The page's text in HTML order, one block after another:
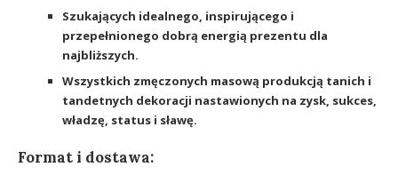
Szukających idealnego, inspirującego i
przepełnionego dobrą energią prezentu dla
najbliższych.
Wszystkich zmęczonych masową produkcją tanich i
tandetnych dekoracji nastawionych na zysk, sukces,
władzę, status i sławę.
Format i dostawa: